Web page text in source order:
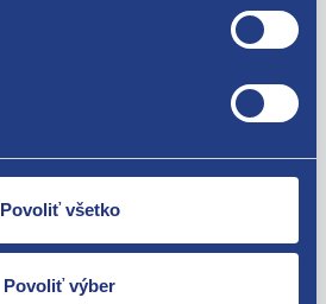
Povoliť všetko
Povoliť výber
Pätice zadného svetla
ľavá COMBI